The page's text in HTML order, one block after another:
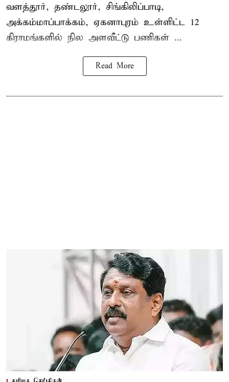
வளத்தூர், தண்டலூர், சிங்கிலிப்பாடி,
அக்கம்மாப்பாக்கம், ஏகனாபுரம் உள்ளிட்ட 12
கிராமங்களில் நில அளவீட்டு பணிகள் ...
Read More